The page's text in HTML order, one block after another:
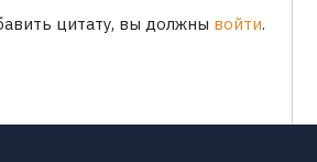
цитату, вы должны войти.